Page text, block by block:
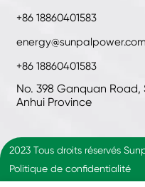
+86 18860401583
energy@sunpalpower.com
+86 18860401583
No. 398 Ganquan Road,
Anhui Province
2023 Tous droits réservés
Politique de confidentialité